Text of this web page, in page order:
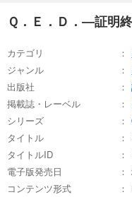
Ｑ．Ｅ．Ｄ
あらすじを表
Ｑ．Ｅ．Ｄ
Ｑ．Ｅ．Ｄ．―証明
カテゴリ
ジャンル
出版社
掲載誌・レーベル
シリーズ
タイトル
タイトルID
電子版発売日
コンテンツ形式